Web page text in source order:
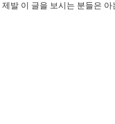
제발 이 글을 보시는 분들은